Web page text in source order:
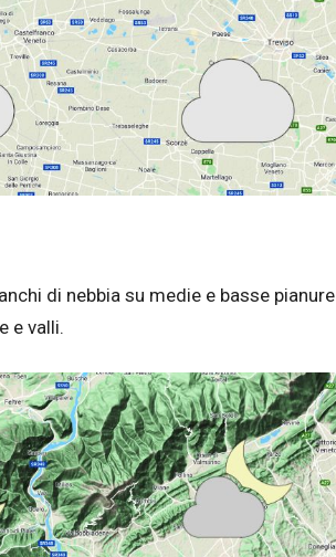
di nebbia su medie e basse pianure
e valli.